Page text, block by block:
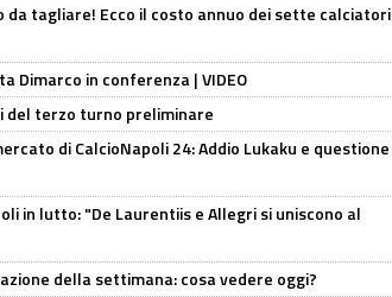
da tagliare! Ecco il costo annuo dei sette calciatori
Dimarco in conferenza | VIDEO
del terzo turno preliminare
di CalcioNapoli 24: Addio Lukaku e questione
in lutto: "De Laurentiis e Allegri si uniscono al
della settimana: cosa vedere oggi?